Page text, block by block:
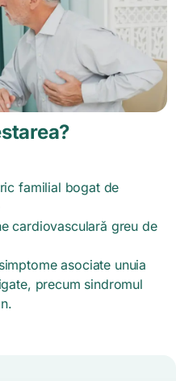
familial bogat de
cardiovasculară greu de
asociate unuia
precum sindromul